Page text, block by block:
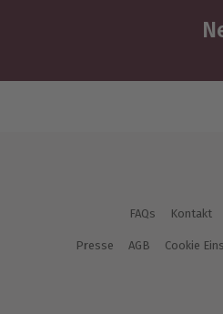
FAQs Kontakt
Presse AGB Cookie